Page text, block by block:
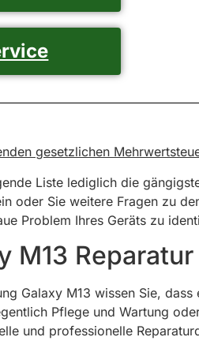
gesetzlichen
Liste lediglich die
oder Sie weitere Fragen zu
Problem Ihres Geräts zu
M13
Galaxy M13 wissen Sie,
Pflege und Wartung
und professionelle